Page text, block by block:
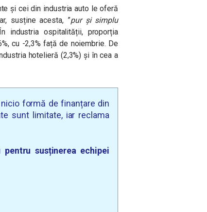
și cei din industria auto le oferă
susține acesta, ”pur și simplu
industria ospitalității, proporția
cu -2,3% față de noiembrie. De
hotelieră (2,3%) și în cea a
formă de finanțare din
sunt limitate, iar reclama
susținerea echipei